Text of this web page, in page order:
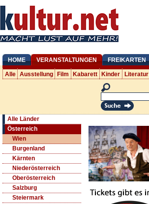
HOME VERANSTALTUNGEN FREIKARTEN
Alle Ausstellung Film Kabarett Kinder Literatur
Alle Länder
Österreich
Wien
Burgenland
Kärnten
Niederösterreich
Oberösterreich
Salzburg
Steiermark